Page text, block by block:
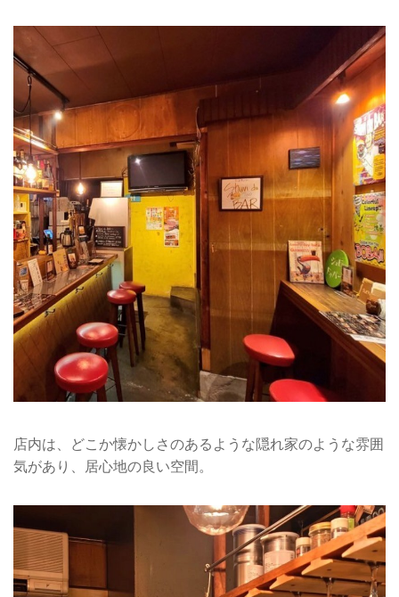
店内は、どこか懐かしさのあるような隠れ家のような雰囲
気があり、居心地の良い空間。